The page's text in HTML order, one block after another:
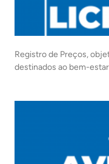
Registro de Preços,
destinados ao bem-